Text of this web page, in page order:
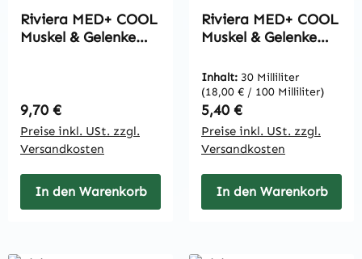
Riviera MED+ COOL
Muskel & Gelenke
Regulärer Preis:
9,70 €
Preise inkl. USt. zzgl.
Versandkosten
In den Warenkorb
Riviera MED+ COOL
Muskel & Gelenke
Inhalt: 30 Milliliter
(18,00 € / 100 Milliliter)
Regulärer Preis:
5,40 €
Preise inkl. USt. zzgl.
Versandkosten
In den Warenkorb